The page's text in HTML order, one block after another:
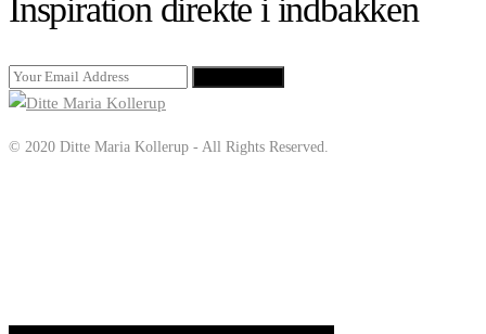
Inspiration direkte i indbakken
© 2020 Ditte Maria Kollerup - All Rights Reserved.